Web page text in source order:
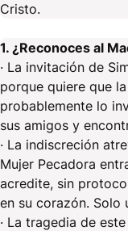
Cristo.
1. ¿Reconoces al
· La invitación de
porque quiere que
probablemente lo
sus amigos y
· La indiscreción
Mujer Pecadora
acredite, sin
en su corazón. Solo
· La tragedia de